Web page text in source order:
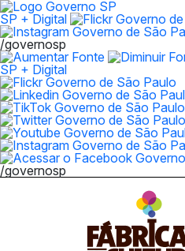
SP + Digital
/governosp
SP + Digital
/governosp